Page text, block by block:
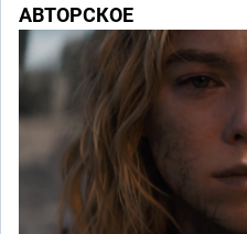
АВТОРСКОЕ